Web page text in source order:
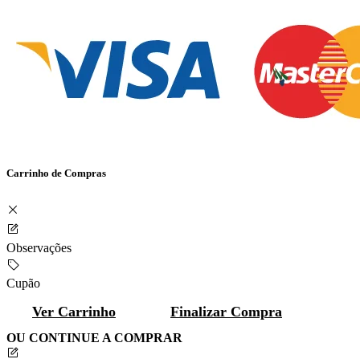
Carrinho de Compras
Observações
Cupão
Ver Carrinho Finalizar Compra
OU CONTINUE A COMPRAR